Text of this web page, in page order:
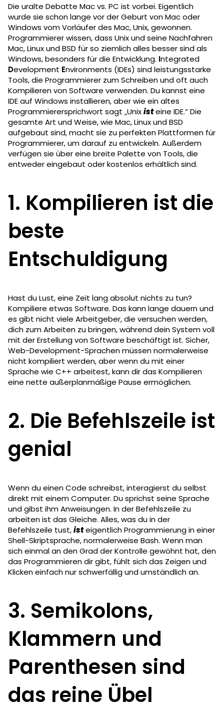
Die uralte Debatte Mac vs. PC ist vorbei. Eigentlich
wurde sie schon lange vor der Geburt von Mac oder
Windows vom Vorläufer des Mac, Unix, gewonnen.
Programmierer wissen, dass Unix und seine Nachfahren
Mac, Linux und BSD für so ziemlich alles besser sind als
Windows, besonders für die Entwicklung. Integrated
Development Environments (IDEs) sind leistungsstarke
Tools, die Programmierer zum Schreiben und oft auch
Kompilieren von Software verwenden. Du kannst eine
IDE auf Windows installieren, aber wie ein altes
Programmierersprichwort sagt „Unixisteine IDE.“ Die
gesamte Art und Weise, wie Mac, Linux und BSD
aufgebaut sind, macht sie zu perfekten Plattformen für
Programmierer, um darauf zu entwickeln. Außerdem
verfügen sie über eine breite Palette von Tools, die
entweder eingebaut oder kostenlos erhältlich sind.
1. Kompilieren ist die
beste
Entschuldigung
Hast du Lust, eine Zeit lang absolut nichts zu tun?
Kompiliere etwas Software. Das kann lange dauern und
es gibt nicht viele Arbeitgeber, die versuchen werden,
dich zum Arbeiten zu bringen, während dein System voll
mit der Erstellung von Software beschäftigt ist. Sicher,
Web-Development-Sprachen müssen normalerweise
nicht kompiliert werden, aber wenn du mit einer
Sprache wie C++ arbeitest, kann dir das Kompilieren
eine nette außerplanmäßige Pause ermöglichen.
2. Die Befehlszeile ist
genial
Wenn du einen Code schreibst, interagierst du selbst
direkt mit einem Computer. Du sprichst seine Sprache
und gibst ihm Anweisungen. In der Befehlszeile zu
arbeiten ist das Gleiche. Alles, was du in der
Befehlszeile tust,isteigentlich Programmierung in einer
Shell-Skriptsprache, normalerweise Bash. Wenn man
sich einmal an den Grad der Kontrolle gewöhnt hat, den
das Programmieren dir gibt, fühlt sich das Zeigen und
Klicken einfach nur schwerfällig und umständlich an.
3. Semikolons,
Klammern und
Parenthesen sind
das reine Übel